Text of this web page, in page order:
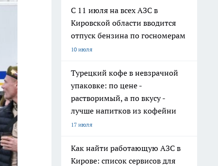
С 11 июля на всех АЗС в
Кировской области вводится
отпуск бензина по госномерам
10 июля
Турецкий кофе в невзрачной
упаковке: по цене -
растворимый, а по вкусу -
лучше напитков из кофейни
17 июля
Как найти работающую АЗС в
Кирове: список сервисов для